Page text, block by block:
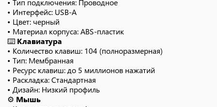
• Тип подключения: Проводное
• Интерфейс: USB-A
• Цвет: черный
• Материал корпуса: ABS-пластик
⌨️ Клавиатура
• Количество клавиш: 104 (полноразмерная)
• Тип: Мембранная
• Ресурс клавиш: до 5 миллионов нажатий
• Раскладка: Стандартная
• Дизайн: Низкий профиль
⚙️ Мышь